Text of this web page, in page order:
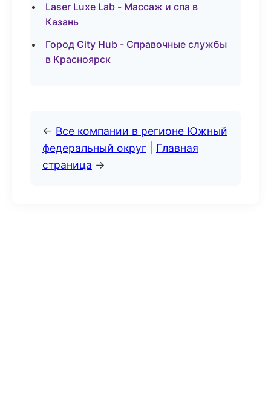
Laser Luxe Lab - Массаж и спа в
Казань
Город City Hub - Справочные службы
в Красноярск
← Все компании в регионе Южный
федеральный округ
Главная
страница →